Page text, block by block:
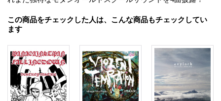
この商品をチェックした人は、こんな商品もチェックしてい
ます